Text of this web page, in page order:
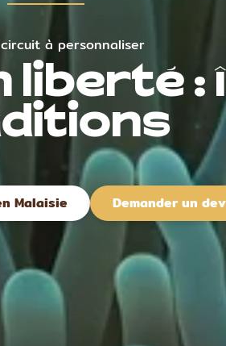
à personnaliser
liberté :
Malaisie Demander un